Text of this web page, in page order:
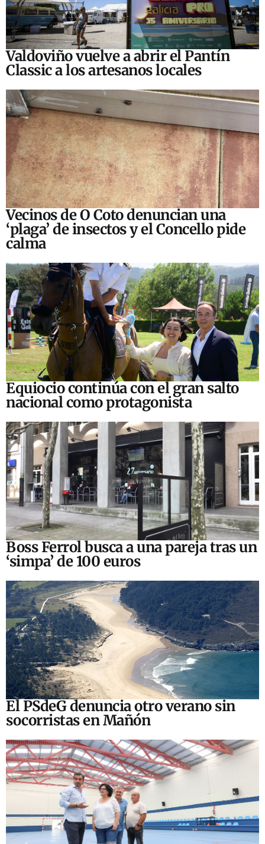
Valdoviño vuelve a abrir el Pantín
Classic a los artesanos locales
Vecinos de O Coto denuncian una
‘plaga’ de insectos y el Concello pide
calma
Equiocio continúa con el gran salto
nacional como protagonista
Boss Ferrol busca a una pareja tras un
‘simpa’ de 100 euros
El PSdeG denuncia otro verano sin
socorristas en Mañón